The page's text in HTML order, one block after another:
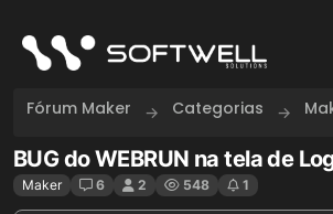
Fórum Maker Categorias
BUG do WEBRUN na tela de
Maker 6 2 548 1